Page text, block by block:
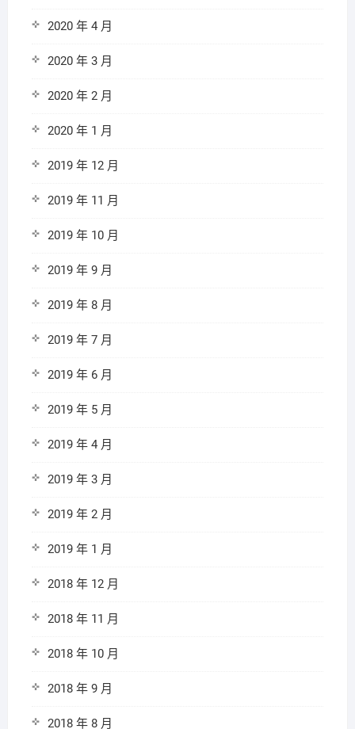
2020 年 4 月
2020 年 3 月
2020 年 2 月
2020 年 1 月
2019 年 12 月
2019 年 11 月
2019 年 10 月
2019 年 9 月
2019 年 8 月
2019 年 7 月
2019 年 6 月
2019 年 5 月
2019 年 4 月
2019 年 3 月
2019 年 2 月
2019 年 1 月
2018 年 12 月
2018 年 11 月
2018 年 10 月
2018 年 9 月
2018 年 8 月